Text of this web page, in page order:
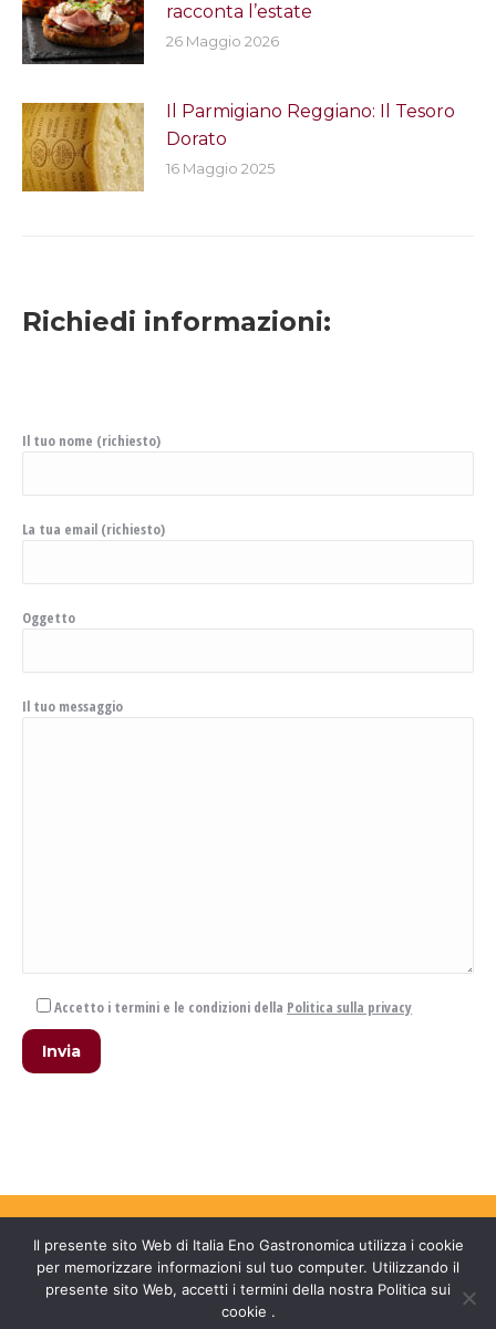
racconta l’estate
26 Maggio 2026
Il Parmigiano Reggiano: Il Tesoro
Dorato
16 Maggio 2025
Richiedi informazioni:
Il tuo nome (richiesto)
La tua email (richiesto)
Oggetto
Il tuo messaggio
Accetto i termini e le condizioni della Politica sulla privacy
Main
Il presente sito Web di Italia Eno Gastronomica utilizza i cookie
per memorizzare informazioni sul tuo computer. Utilizzando il
presente sito Web, accetti i termini della nostra Politica sui
cookie .